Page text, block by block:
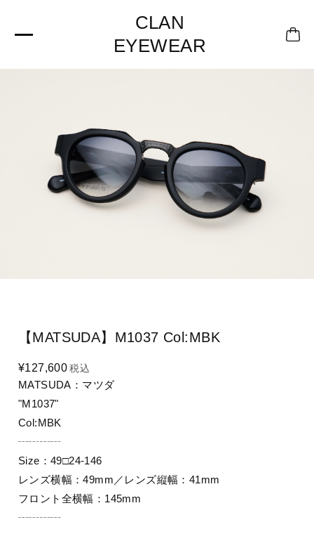
CLAN
EYEWEAR
【MATSUDA】M1037 Col:MBK
¥127,600 税込
MATSUDA：マツダ
"M1037"
Col:MBK
┄┄┄┄
Size：49□24-146
レンズ横幅：49mm／レンズ縦幅：41mm
フロント全横幅：145mm
┄┄┄┄